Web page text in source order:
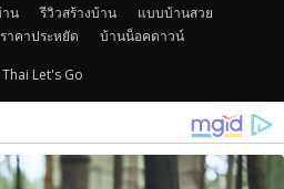
าน รีวิวสร้างบ้าน
แบบบ้านสวย
าคาประหยัด บ้านน็อคดาวน์
Let's Go